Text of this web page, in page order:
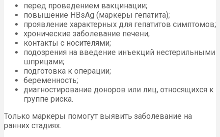
перед проведением вакцинации;
повышение HBsAg (маркеры гепатита);
проявление характерных для гепатитов симптомов;
хронические заболевание печени;
контакты с носителями;
подозрения на введение инъекций нестерильными
шприцами;
подготовка к операции;
беременность;
диагностирование доноров или лиц, относящихся к
группе риска.
Только маркеры помогут выявить заболевание на
ранних стадиях.